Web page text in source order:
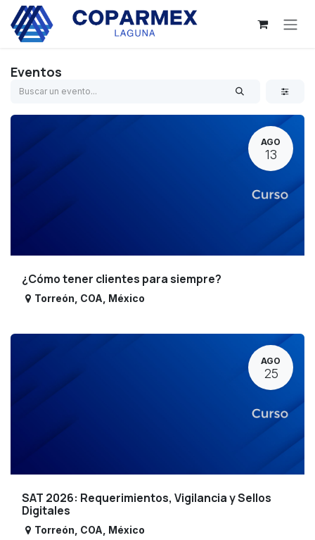
Ir al contenido
Eventos
AGO
13
¿Cómo tener clientes para siempre?
Torreón COA México
AGO
25
SAT 2026: Requerimientos, Vigilancia y Sellos
Digitales
Torreón COA México